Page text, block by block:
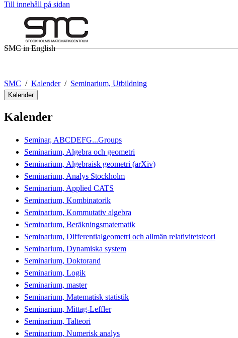
Till innehåll på sidan
SMC in English
SMC Kalender Seminarium, Utbildning
Kalender
Kalender
Seminar, ABCDEFG...Groups
Seminarium, Algebra och geometri
Seminarium, Algebraisk geometri (arXiv)
Seminarium, Analys Stockholm
Seminarium, Applied CATS
Seminarium, Kombinatorik
Seminarium, Kommutativ algebra
Seminarium, Beräkningsmatematik
Seminarium, Differentialgeometri och allmän relativitetsteori
Seminarium, Dynamiska system
Seminarium, Doktorand
Seminarium, Logik
Seminarium, master
Seminarium, Matematisk statistik
Seminarium, Mittag-Leffler
Seminarium, Talteori
Seminarium, Numerisk analys